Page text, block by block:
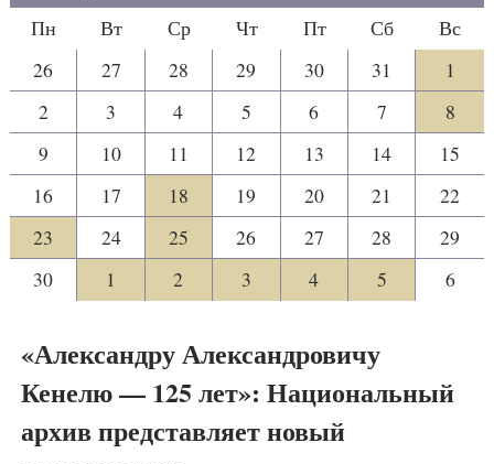
Пн Вт Ср Чт Пт Сб
Вс
26
27 28 29 30 31
1
2
3 4 5 6 7
8
9
10 11 12 13 14
15
16
17 18 19 20 21
22
23
24 25 26 27 28
29
30
1 2 3 4 5 6
«Александру Александровичу
Кенелю — 125 лет»: Национальный
архив представляет новый